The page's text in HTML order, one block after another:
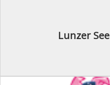
Lunzer See